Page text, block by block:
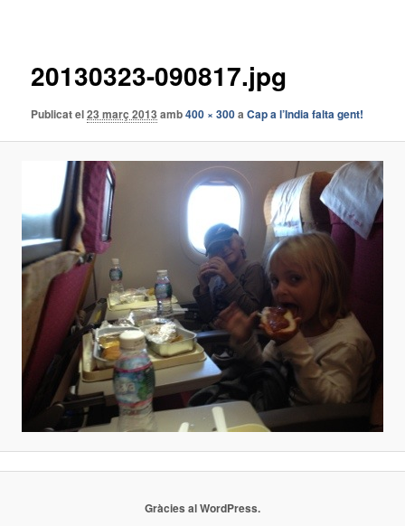
imatge
20130323-090817.jpg
Publicat el23 març 2013 amb400 × 300aCap a l’India falta gent!
Gràcies al WordPress.